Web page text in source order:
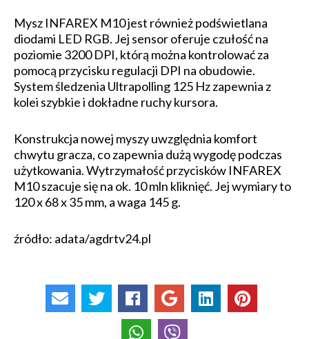
Mysz INFAREX M10 jest również podświetlana
diodami LED RGB. Jej sensor oferuje czułość na
poziomie 3200 DPI, którą można kontrolować za
pomocą przycisku regulacji DPI na obudowie.
System śledzenia Ultrapolling 125 Hz zapewnia z
kolei szybkie i dokładne ruchy kursora.
Konstrukcja nowej myszy uwzględnia komfort
chwytu gracza, co zapewnia dużą wygodę podczas
użytkowania. Wytrzymałość przycisków INFAREX
M10 szacuje się na ok. 10 mln kliknięć. Jej wymiary to
120 x 68 x 35 mm, a waga 145 g.
źródło: adata/agdrtv24.pl